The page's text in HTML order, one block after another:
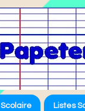
Scolaire Listes